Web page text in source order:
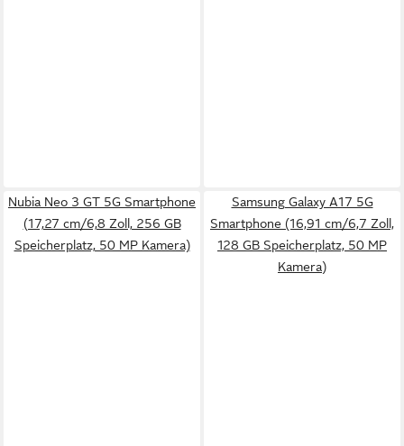
Nubia Neo 3 GT 5G Smartphone
(17,27 cm/6,8 Zoll, 256 GB
Speicherplatz, 50 MP Kamera)
Samsung Galaxy A17 5G
Smartphone (16,91 cm/6,7 Zoll,
128 GB Speicherplatz, 50 MP
Kamera)